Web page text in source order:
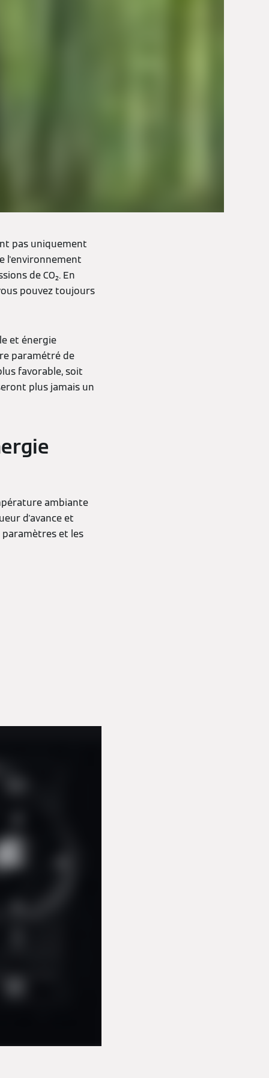
pas uniquement
l'environnement
de CO₂. En
pouvez toujours
et énergie
paramétré de
favorable, soit
plus jamais un
ambiante
d'avance et
paramètres et les